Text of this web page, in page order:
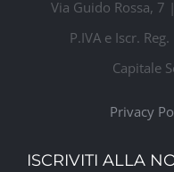
Via Guido Rossa, 7
P.IVA e Iscr.
Capitale
Privacy
ISCRIVITI ALLA